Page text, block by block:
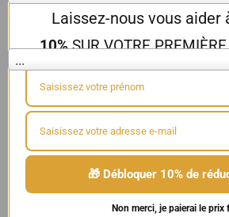
Couleur
...
E-Liquides 10ml,LE
Laissez-nous vous aider
10%SUR VOTRE
🎁 Débloquer 10% de
Non merci, je paierai le prix